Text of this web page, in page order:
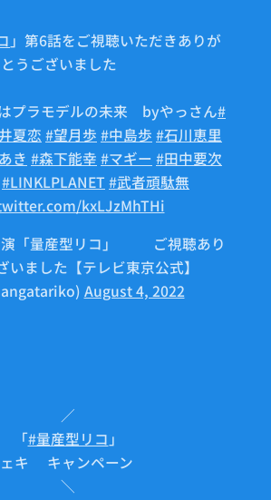
」第6話をご視聴いただきありが
とうございました🤖
プラモデルの未来 byやっさん#
夏恋 #望月歩 #中島歩 #石川恵里
き #森下能幸 #マギー #田中要次
#LINKLPLANET #武者頑駄無
kxLJzMhTHi
「量産型リコ」🤖⚙ご視聴あり
いました【テレビ東京公式】
August 4, 2022
／
「#量産型リコ 」
キ🎁キャンペーン✨
＼